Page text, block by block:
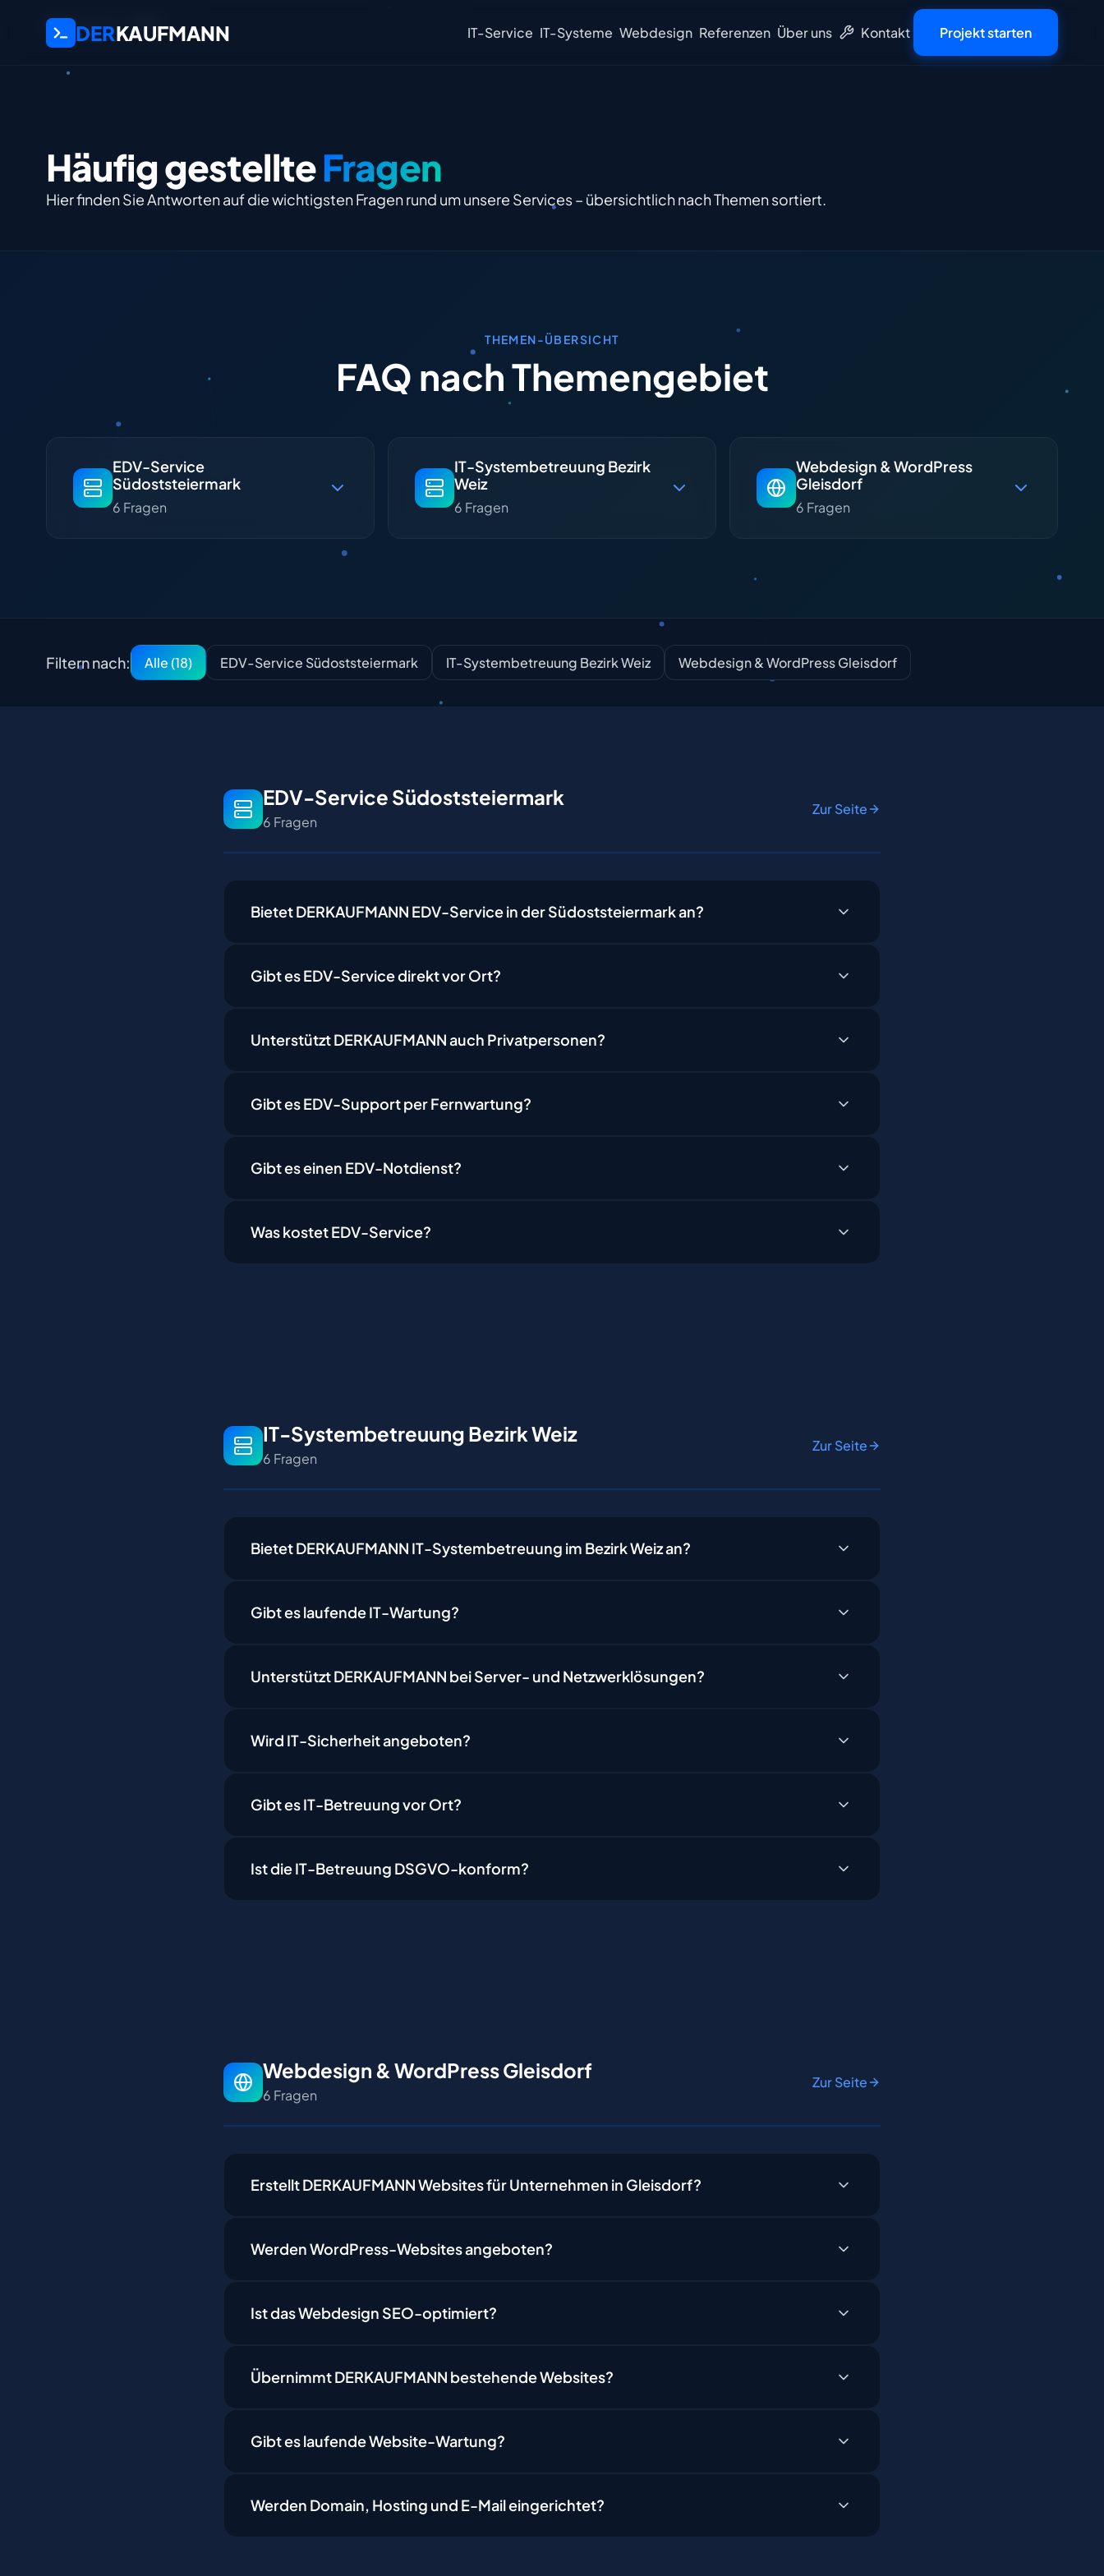
DERKAUFMANN IT-Service IT-Systeme Webdesign Referenzen Über uns
Tools
Kontakt Projekt starten
Startseite FAQ
Häufig gestellteFragen
Hier finden Sie Antworten auf die wichtigsten Fragen rund um unsere Services – übersichtlich nach Themen sortiert.
THEMEN-ÜBERSICHT
FAQ nachThemengebiet
EDV-Service
Südoststeiermark
6 Fragen
IT-Systembetreuung Bezirk
Weiz
6 Fragen
Webdesign & WordPress
Gleisdorf
6 Fragen
Filtern nach: Alle (18) EDV-Service Südoststeiermark IT-Systembetreuung Bezirk Weiz Webdesign & WordPress Gleisdorf
EDV-Service Südoststeiermark
6 Fragen
Zur Seite
Bietet DERKAUFMANN EDV-Service in der Südoststeiermark an?
Gibt es EDV-Service direkt vor Ort?
Unterstützt DERKAUFMANN auch Privatpersonen?
Gibt es EDV-Support per Fernwartung?
Gibt es einen EDV-Notdienst?
Was kostet EDV-Service?
IT-Systembetreuung Bezirk Weiz
6 Fragen
Zur Seite
Bietet DERKAUFMANN IT-Systembetreuung im Bezirk Weiz an?
Gibt es laufende IT-Wartung?
Unterstützt DERKAUFMANN bei Server- und Netzwerklösungen?
Wird IT-Sicherheit angeboten?
Gibt es IT-Betreuung vor Ort?
Ist die IT-Betreuung DSGVO-konform?
Webdesign & WordPress Gleisdorf
6 Fragen
Zur Seite
Erstellt DERKAUFMANN Websites für Unternehmen in Gleisdorf?
Werden WordPress-Websites angeboten?
Ist das Webdesign SEO-optimiert?
Übernimmt DERKAUFMANN bestehende Websites?
Gibt es laufende Website-Wartung?
Werden Domain, Hosting und E-Mail eingerichtet?